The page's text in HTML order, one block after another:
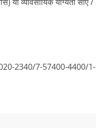
2340/7-57400-4400/1-